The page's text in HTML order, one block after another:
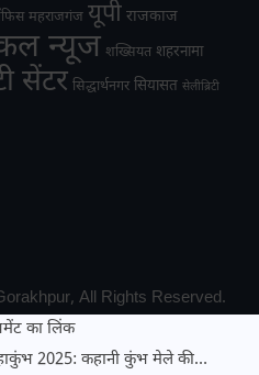
महराजगंज यूपी राजकाज
न्यूज शख्सियत शहरनामा
सेंटर सिद्धार्थनगर सियासत सेलीब्रिटी
All Rights Reserved.
का लिंक
2025: कहानी कुंभ मेले की…